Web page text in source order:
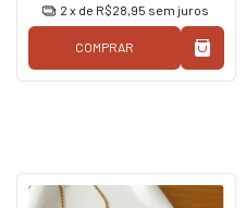
2 x de R$28,95 sem juros
COMPRAR